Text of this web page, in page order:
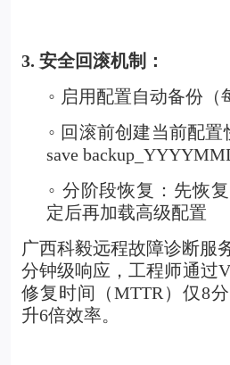
3. 安全回滚机制：
◦ 启用配置自动备份（
◦ 回滚前创建当前配
save
◦ 分阶段恢复：先恢
定后再加载高级配置
广西科毅远程故障诊断服
分钟级响应，工程师通过
修复时间（MTTR）仅8
升6倍效率。